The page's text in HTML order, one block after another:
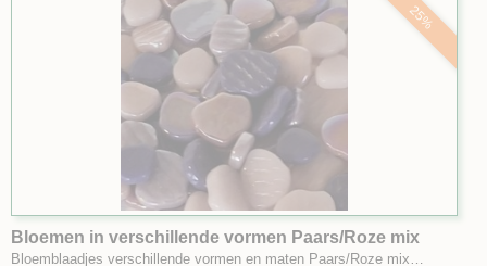
25%
Bloemen in verschillende vormen Paars/Roze mix
klein
Bloemblaadjes verschillende vormen en maten Paars/Roze mix…